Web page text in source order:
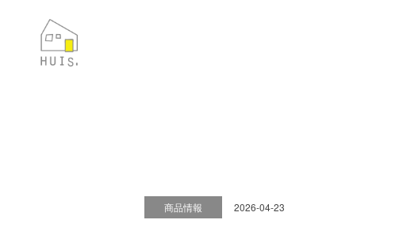
商品情報 2026-04-23